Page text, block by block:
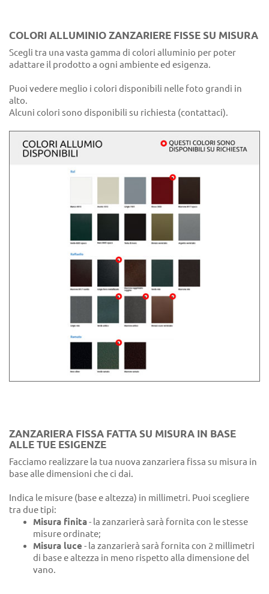
COLORI ALLUMINIO ZANZARIERE FISSE SU MISURA
Scegli tra una vasta gamma di colori alluminio per poter
adattare il prodotto a ogni ambiente ed esigenza.
Puoi vedere meglio i colori disponibili nelle foto grandi in
alto.
Alcuni colori sono disponibili su richiesta (contattaci).
ZANZARIERA FISSA FATTA SU MISURA IN BASE
ALLE TUE ESIGENZE
Facciamo realizzare la tua nuova zanzariera fissa su misura in
base alle dimensioni che ci dai.
Indica le misure (base e altezza) in millimetri. Puoi scegliere
tra due tipi:
Misura finita- la zanzarierà sarà fornita con le stesse
misure ordinate;
Misura luce - la zanzarierà sarà fornita con 2 millimetri
di base e altezza in meno rispetto alla dimensione del
vano.